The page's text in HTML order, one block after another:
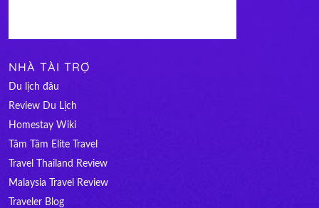
NHÀ TÀI TRỢ
Du lịch đâu
Review Du Lịch
Homestay Wiki
Tâm Tâm Elite Travel
Travel Thailand Review
Malaysia Travel Review
Traveler Blog